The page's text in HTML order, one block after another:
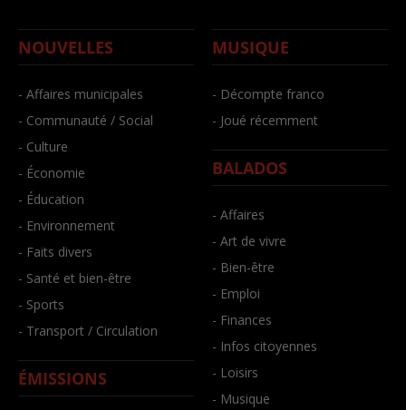
NOUVELLES
- Affaires municipales
- Communauté / Social
- Culture
- Économie
- Éducation
- Environnement
- Faits divers
- Santé et bien-être
- Sports
- Transport / Circulation
ÉMISSIONS
MUSIQUE
- Décompte franco
- Joué récemment
BALADOS
- Affaires
- Art de vivre
- Bien-être
- Emploi
- Finances
- Infos citoyennes
- Loisirs
- Musique